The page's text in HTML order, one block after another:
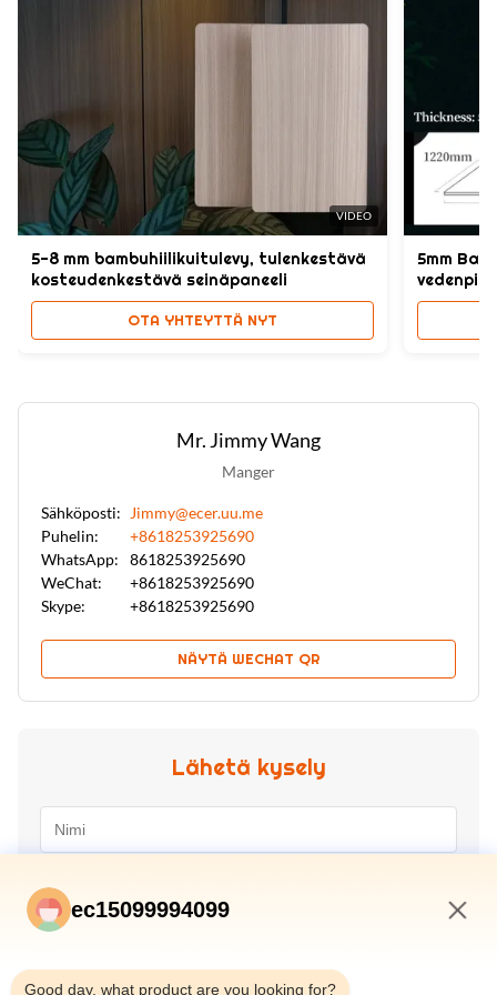
Fashion,Morden
High Light:
tulenkestävä kangas PVC-seinäpaneelit
bambu-puukuitu PVC-seinäpaneelit,
PVC-seinäpaneelit vedenkestävät
VIDEO
5-8 mm bambuhiilikuitulevy, tulenkestävä
kosteudenkestävä seinäpaneeli
OTA YHTEYTTÄ NYT
5mm
Mr. Jimmy Wang
Manger
Sähköposti:
Jimmy@ecer.uu.me
Puhelin:
+8618253925690
WhatsApp:
8618253925690
WeChat:
+8618253925690
Skype:
+8618253925690
NÄYTÄ WECHAT QR
Lähetä kysely
ec15099994099
Good day, what product are you looking for?